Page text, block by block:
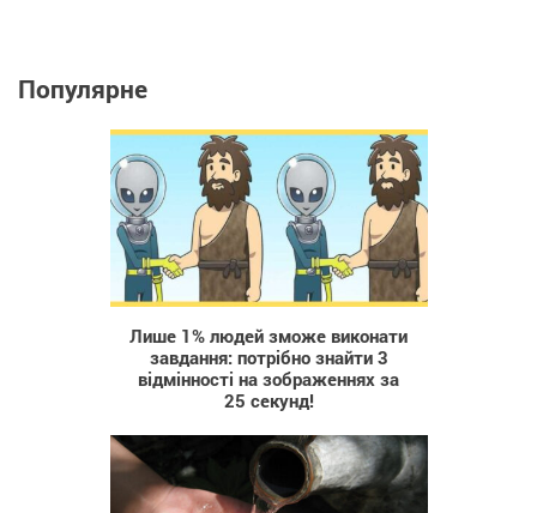
Популярне
1 927
Лише 1% людей зможе виконати
завдання: потрібно знайти 3
відмінності на зображеннях за
25 секунд!